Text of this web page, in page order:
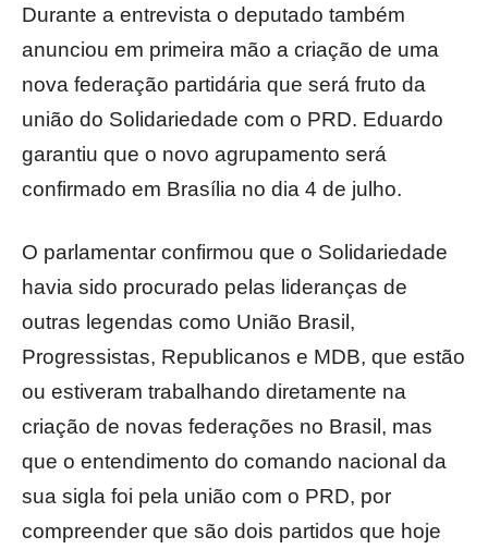
Durante a entrevista o deputado também
anunciou em primeira mão a criação de uma
nova federação partidária que será fruto da
união do Solidariedade com o PRD. Eduardo
garantiu que o novo agrupamento será
confirmado em Brasília no dia 4 de julho.
O parlamentar confirmou que o Solidariedade
havia sido procurado pelas lideranças de
outras legendas como União Brasil,
Progressistas, Republicanos e MDB, que estão
ou estiveram trabalhando diretamente na
criação de novas federações no Brasil, mas
que o entendimento do comando nacional da
sua sigla foi pela união com o PRD, por
compreender que são dois partidos que hoje